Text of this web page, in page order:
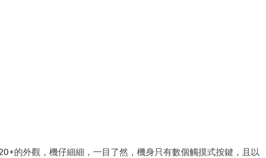
的外觀，機仔細細，一目了然，機身只有數個觸摸式按鍵，且以